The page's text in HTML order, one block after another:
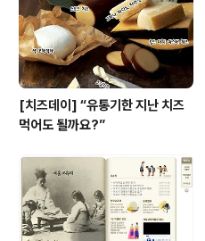
[치즈데이] “유통기한 지난 치즈
먹어도 될까요?”